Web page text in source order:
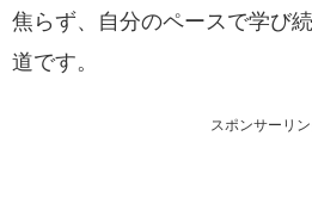
焦らず、自分のペースで学び
道です。
スポンサーリン